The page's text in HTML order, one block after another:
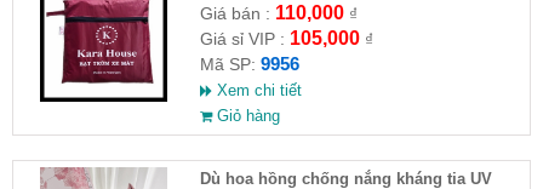
Giá bán : 110,000₫
Giá sỉ VIP : 105,000₫
Mã SP: 9956
Xem chi tiết
Giỏ hàng
Dù hoa hồng chống nắng kháng tia UV